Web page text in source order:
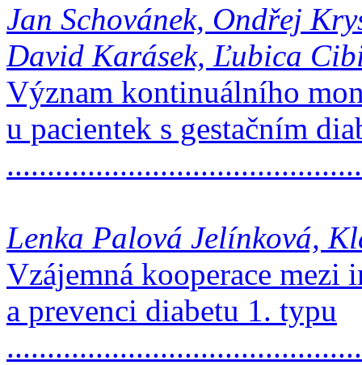
Jan Schovánek, Ondřej
David Karásek, Ľubica
Význam kontinuálního
u pacientek s gestačním
Lenka Palová Jelínková,
Vzájemná kooperace
a prevenci diabetu 1. typu